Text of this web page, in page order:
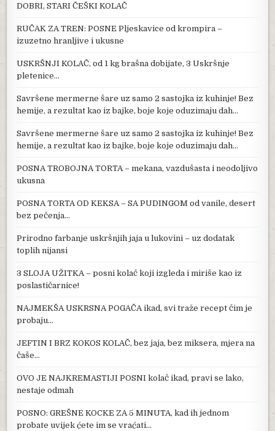
DOBRI, STARI ČEŠKI KOLAČ
RUČAK ZA TREN: POSNE Pljeskavice od krompira –
izuzetno hranljive i ukusne
USKRŠNJI KOLAČ, od 1 kg brašna dobijate, 3 Uskršnje
pletenice…
Savršene mermerne šare uz samo 2 sastojka iz kuhinje! Bez
hemije, a rezultat kao iz bajke, boje koje oduzimaju dah…
Savršene mermerne šare uz samo 2 sastojka iz kuhinje! Bez
hemije, a rezultat kao iz bajke, boje koje oduzimaju dah…
POSNA TROBOJNA TORTA – mekana, vazdušasta i neodoljivo
ukusna
POSNA TORTA OD KEKSA – SA PUDINGOM od vanile, desert
bez pečenja…
Prirodno farbanje uskršnjih jaja u lukovini – uz dodatak
toplih nijansi
3 SLOJA UŽITKA – posni kolač koji izgleda i miriše kao iz
poslastičarnice!
NAJMEKŠA USKRSNA POGAČA ikad, svi traže recept čim je
probaju…
JEFTIN I BRZ KOKOS KOLAČ, bez jaja, bez miksera, mjera na
čaše…
OVO JE NAJKREMASTIJI POSNI kolač ikad, pravi se lako,
nestaje odmah
POSNO: GREŠNE KOCKE ZA 5 MINUTA, kad ih jednom
probate uvijek ćete im se vraćati…